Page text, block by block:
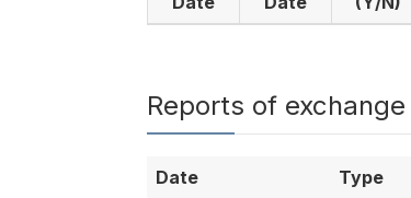
Reports of exchange
Date Type